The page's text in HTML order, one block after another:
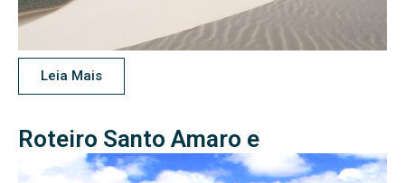
Leia Mais
Roteiro Santo Amaro e
Barreirinhas (04 Dias e 03 Noites)